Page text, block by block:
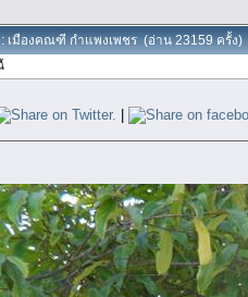
เมืองคณฑี กำแพงเพชร (อ่าน 23159 ครั้ง)
|